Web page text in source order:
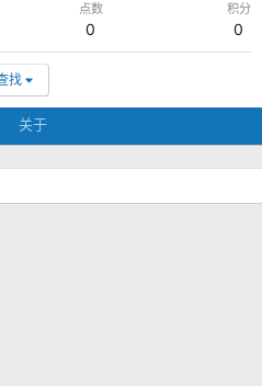
点数
0
积分
0
找
关于